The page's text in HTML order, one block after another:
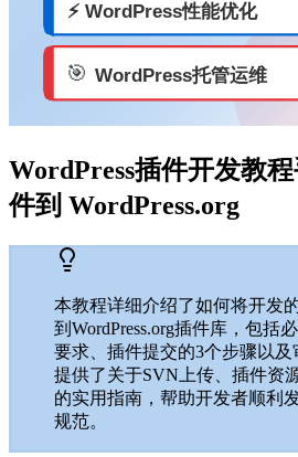
WordPress插件开发教
件到 WordPress.org
本教程详细介绍了如何将开发
到WordPress.org插件库，包括
要求、插件提交的3个步骤以
提供了关于SVN上传、插件资
的实用指南，帮助开发者顺利
规范。